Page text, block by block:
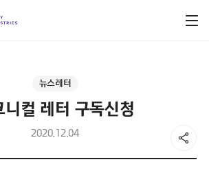
뉴스레터
니컬 레터 구독신청
2020.12.04